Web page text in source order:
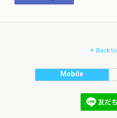
Back
Mobile